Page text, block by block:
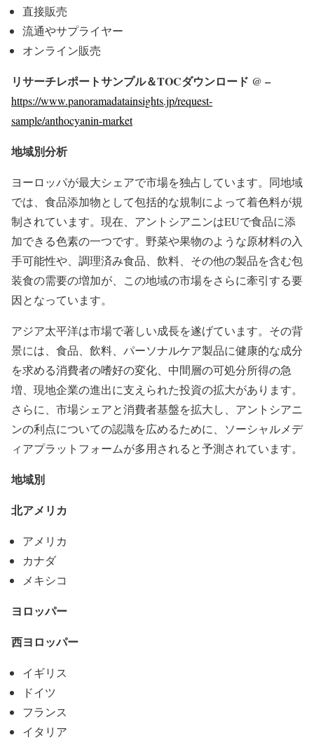
直接販売
流通やサプライヤー
オンライン販売
リサーチレポートサンプル＆TOCダウンロード @ –
https://www.panoramadatainsights.jp/request-
sample/anthocyanin-market
地域別分析
ヨーロッパが最大シェアで市場を独占しています。同地域
では、食品添加物として包括的な規制によって着色料が規
制されています。現在、アントシアニンはEUで食品に添
加できる色素の一つです。野菜や果物のような原材料の入
手可能性や、調理済み食品、飲料、その他の製品を含む包
装食の需要の増加が、この地域の市場をさらに牽引する要
因となっています。
アジア太平洋は市場で著しい成長を遂げています。その背
景には、食品、飲料、パーソナルケア製品に健康的な成分
を求める消費者の嗜好の変化、中間層の可処分所得の急
増、現地企業の進出に支えられた投資の拡大があります。
さらに、市場シェアと消費者基盤を拡大し、アントシアニ
ンの利点についての認識を広めるために、ソーシャルメデ
ィアプラットフォームが多用されると予測されています。
地域別
北アメリカ
アメリカ
カナダ
メキシコ
ヨロッパー
西ヨロッパー
イギリス
ドイツ
フランス
イタリア